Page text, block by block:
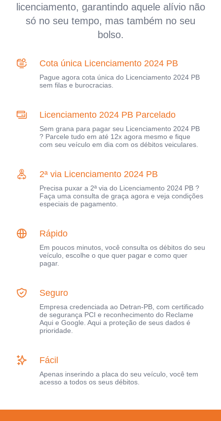
licenciamento, garantindo aquele alívio não
só no seu tempo, mas também no seu
bolso.
Cota única Licenciamento 2024 PB
Pague agora cota única do Licenciamento 2024 PB
sem filas e burocracias.
Licenciamento 2024 PB Parcelado
Sem grana para pagar seu Licenciamento 2024 PB
? Parcele tudo em até 12x agora mesmo e fique
com seu veículo em dia com os débitos veiculares.
2ª via Licenciamento 2024 PB
Precisa puxar a 2ª via do Licenciamento 2024 PB ?
Faça uma consulta de graça agora e veja condições
especiais de pagamento.
Rápido
Em poucos minutos, você consulta os débitos do seu
veículo, escolhe o que quer pagar e como quer
pagar.
Seguro
Empresa credenciada ao Detran-PB, com certificado
de segurança PCI e reconhecimento do Reclame
Aqui e Google. Aqui a proteção de seus dados é
prioridade.
Fácil
Apenas inserindo a placa do seu veículo, você tem
acesso a todos os seus débitos.